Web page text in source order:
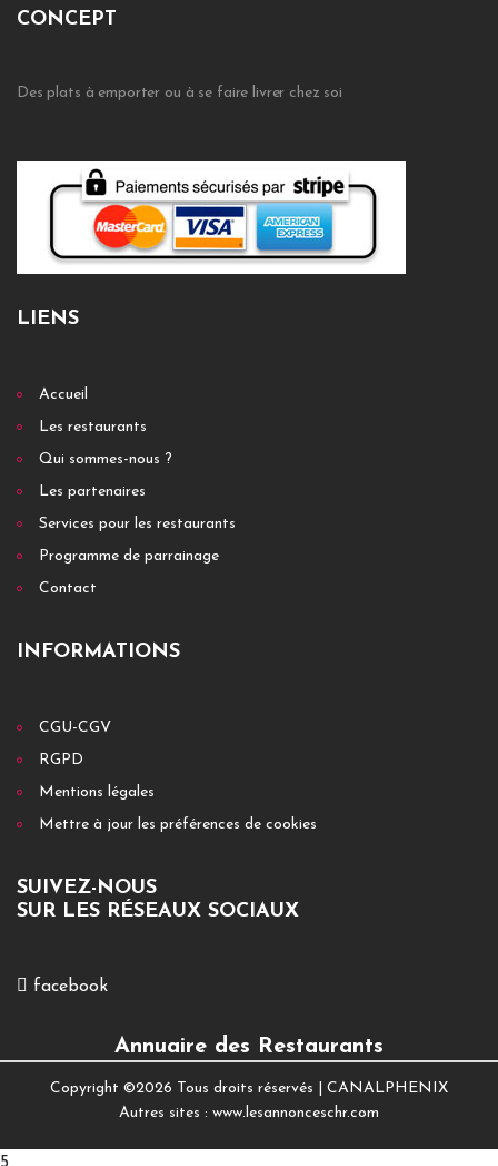
CONCEPT
Des plats à emporter ou à se faire livrer chez soi
LIENS
Accueil
Les restaurants
Qui sommes-nous ?
Les partenaires
Services pour les restaurants
Programme de parrainage
Contact
INFORMATIONS
CGU-CGV
RGPD
Mentions légales
Mettre à jour les préférences de cookies
SUIVEZ-NOUS
SUR LES RÉSEAUX SOCIAUX
facebook
Annuaire des Restaurants
Copyright ©2026 Tous droits réservés | CANALPHENIX
Autres sites : www.lesannonceschr.com
5